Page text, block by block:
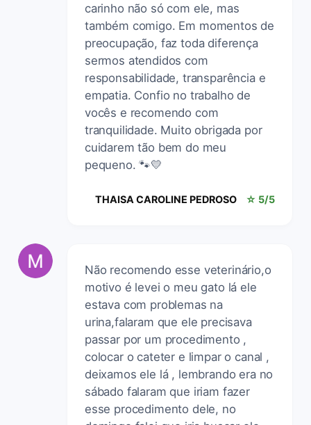
carinho não só com ele, mas
também comigo. Em momentos de
preocupação, faz toda diferença
sermos atendidos com
responsabilidade, transparência e
empatia. Confio no trabalho de
vocês e recomendo com
tranquilidade. Muito obrigada por
cuidarem tão bem do meu
pequeno. 🐾💛
THAISA CAROLINE PEDROSO ☆ 5/5
Não recomendo esse veterinário,o
motivo é levei o meu gato lá ele
estava com problemas na
urina,falaram que ele precisava
passar por um procedimento ,
colocar o cateter e limpar o canal ,
deixamos ele lá , lembrando era no
sábado falaram que iriam fazer
esse procedimento dele, no